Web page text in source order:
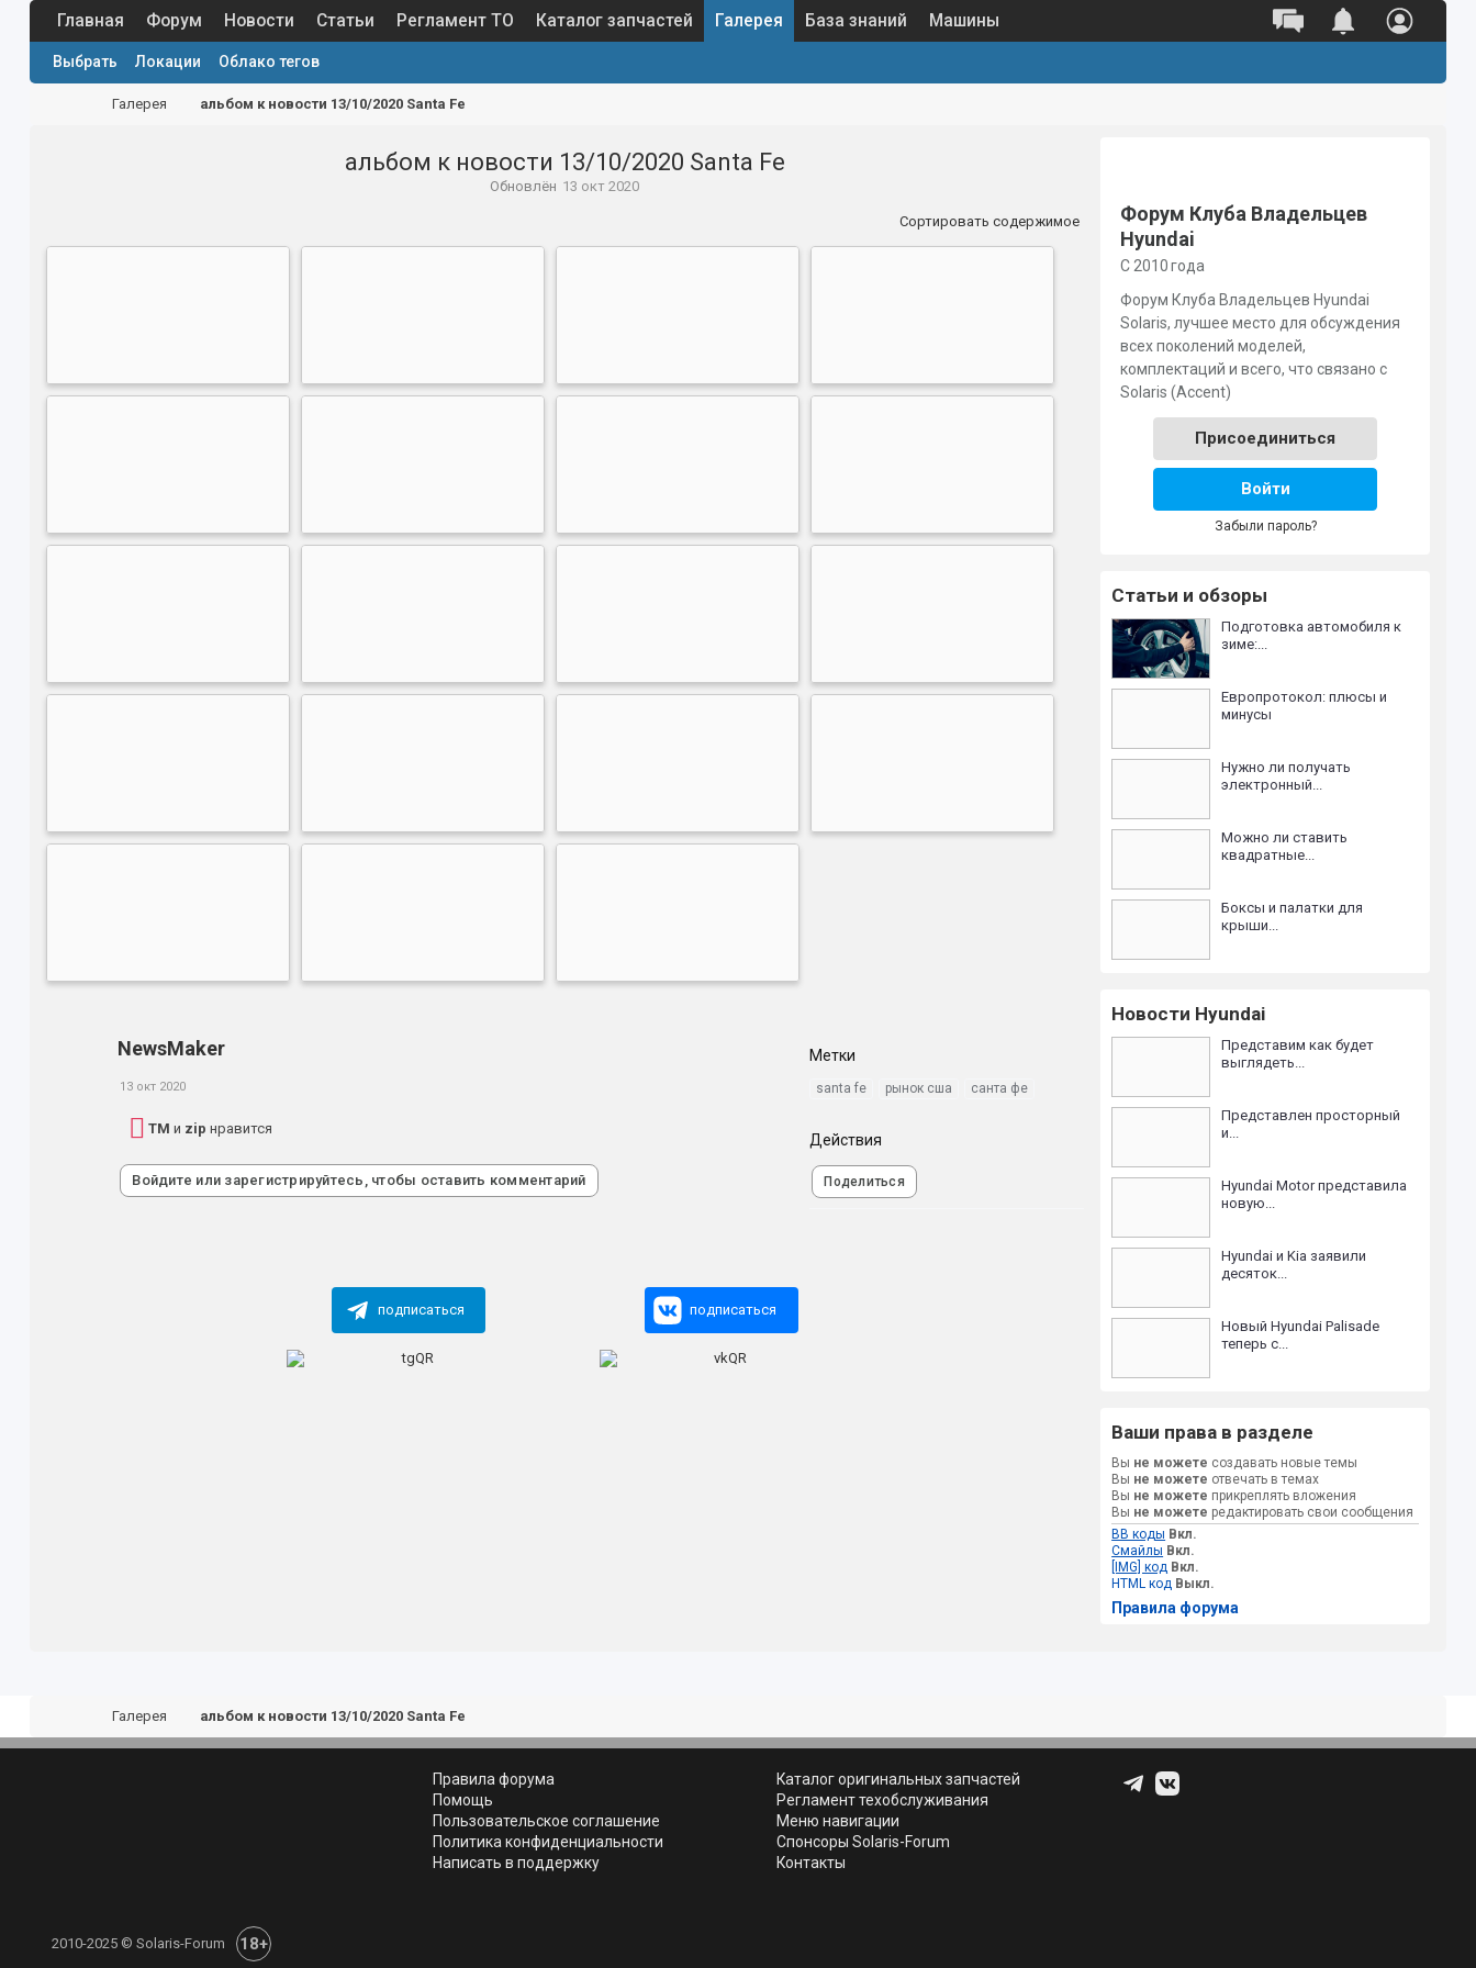
Главная Форум Новости Статьи Регламент ТО Каталог запчастей Галерея
Выбрать Локации Облако тегов
База знаний Машины
Галерея альбом к новости 13/10/2020 Santa Fe
альбом к новости 13/10/2020 Santa Fe
Обновлён 13 окт 2020
Сортировать содержимое
NewsMaker
13 окт 2020
TM и zip нравится
Войдите или зарегистрируйтесь, чтобы оставить комментарий
Метки
santa fe рынок сша санта фе
Действия
Поделиться
подписаться подписаться
Форум Клуба Владельцев
Hyundai
С 2010 года
Форум Клуба Владельцев Hyundai
Solaris, лучшее место для обсуждения
всех поколений моделей,
комплектаций и всего, что связано с
Solaris (Accent)
Присоединиться
Войти
Забыли пароль?
Статьи и обзоры
Подготовка автомобиля к
зиме:...
Европротокол: плюсы и
минусы
Нужно ли получать
электронный...
Можно ли ставить
квадратные...
Боксы и палатки для
крыши...
Новости Hyundai
Представим как будет
выглядеть...
Представлен просторный
и...
Hyundai Motor представила
новую...
Hyundai и Kia заявили
десяток...
Новый Hyundai Palisade
теперь с...
Ваши права в разделе
Вы не можете создавать новые темы
Вы не можете отвечать в темах
Вы не можете прикреплять вложения
Вы не можете редактировать свои сообщения
BB коды Вкл.
Смайлы Вкл.
[IMG] код Вкл.
HTML код Выкл.
Правила форума
Галерея альбом к новости 13/10/2020 Santa Fe
Правила форума
Помощь
Пользовательское соглашение
Политика конфиденциальности
Написать в поддержку
Каталог оригинальных запчастей
Регламент техобслуживания
Меню навигации
Спонсоры Solaris-Forum
Контакты
2010-2025 © Solaris-Forum 18+